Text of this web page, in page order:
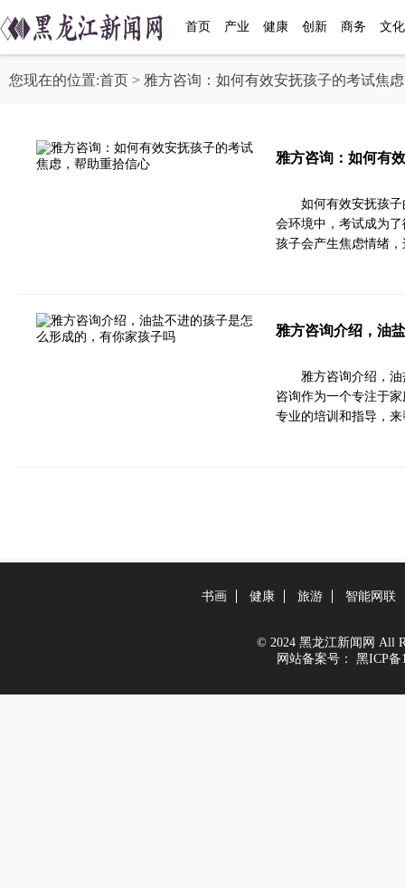
首页 产业 健康 创新 商务 文化
您现在的位置:首页 > 雅方咨询：如何有效安抚孩子的考试焦
雅方咨询：如何有
如何有效安抚孩
会环境中，考试成为
孩子会产生焦虑情绪
雅方咨询介绍，油
雅方咨询介绍，
咨询作为一个专注于
专业的培训和指导，
书画 健康 旅游 智能网联
© 2024 黑龙江新闻网 All
网站备案号：
黑ICP备